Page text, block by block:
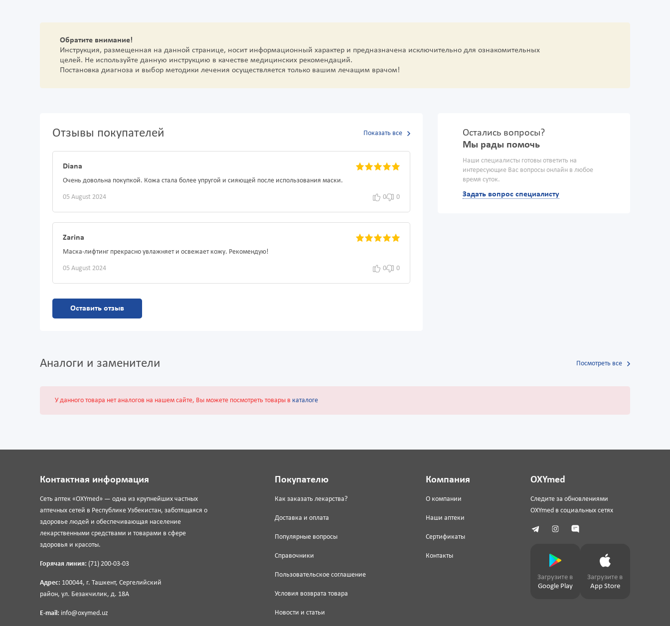
Обратите внимание!
Инструкция, размещенная на данной странице, носит информационный характер и предназначена исключительно для ознакомительных
целей. Не используйте данную инструкцию в качестве медицинских рекомендаций.
Постановка диагноза и выбор методики лечения осуществляется только вашим лечащим врачом!
Отзывы покупателей Показать все
Diana
Очень довольна покупкой. Кожа стала более упругой и сияющей после использования маски.
05 August 2024 0 0
Zarina
Маска-лифтинг прекрасно увлажняет и освежает кожу. Рекомендую!
05 August 2024 0 0
Оставить отзыв
Остались вопросы?
Мы рады помочь
Наши специалисты готовы ответить на
интересующие Вас вопросы онлайн в любое
время суток.
Задать вопрос специалисту
Аналоги и заменители Посмотреть все
У данного товара нет аналогов на нашем сайте, Вы можете посмотреть товары в каталоге
Контактная информация
Сеть аптек «OXYmed» — одна из крупнейших частных
аптечных сетей в Республике Узбекистан, заботящаяся о
здоровье людей и обеспечивающая население
лекарственными средствами и товарами в сфере
здоровья и красоты.
Горячая линия: (71) 200-03-03
Адрес: 100044, г. Ташкент, Сергелийский
район, ул. Безакчилик, д. 18А
E-mail: info@oxymed.uz
Покупателю
Как заказать лекарства?
Доставка и оплата
Популярные вопросы
Справочники
Пользовательское соглашение
Условия возврата товара
Новости и статьи
Компания
О компании
Наши аптеки
Сертификаты
Контакты
OXYmed
Следите за обновлениями
OXYmed в социальных сетях
Загрузите в
Google Play
Загрузите в
App Store